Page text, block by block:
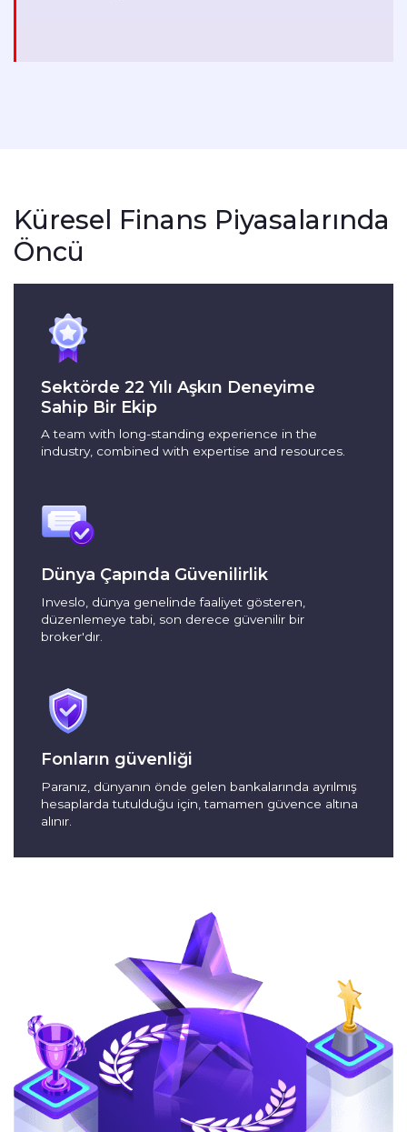
Küresel Finans Piyasalarında
Öncü
Sektörde 22 Yılı Aşkın Deneyime
Sahip Bir Ekip
A team with long-standing experience in the
industry, combined with expertise and resources.
Dünya Çapında Güvenilirlik
Inveslo, dünya genelinde faaliyet gösteren,
düzenlemeye tabi, son derece güvenilir bir
broker'dır.
Fonların güvenliği
Paranız, dünyanın önde gelen bankalarında ayrılmış
hesaplarda tutulduğu için, tamamen güvence altına
alınır.
Best New Comer Forex Broker
Asia 2022
Canlandırıcı. Alışılmamış. Aydınlatıcı.